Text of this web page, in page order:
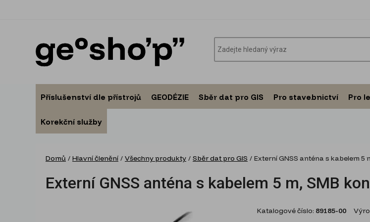
Příslušenství dle přístrojů GEODÉZIE Sběr dat pro GIS Pro stavebnictví Pro
Korekční služby
Domů / Hlavní členění / Všechny produkty / Sběr dat pro GIS / Externí GNSS anténa s kabelem 5
Externí GNSS anténa s kabelem 5 m, SMB
Katalogové číslo: 89185-00